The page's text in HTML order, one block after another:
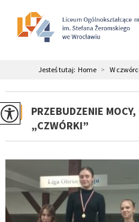
Jesteś tutaj: Home > W
PRZEBUDZENIE
„CZWÓRKI”